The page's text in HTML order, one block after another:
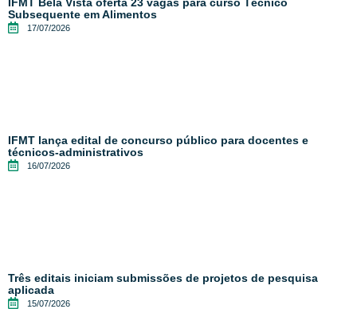
Subsequente em Alimentos
17/07/2026
IFMT lança edital de concurso público para docentes e
técnicos-administrativos
16/07/2026
Três editais iniciam submissões de projetos de pesquisa
aplicada
15/07/2026